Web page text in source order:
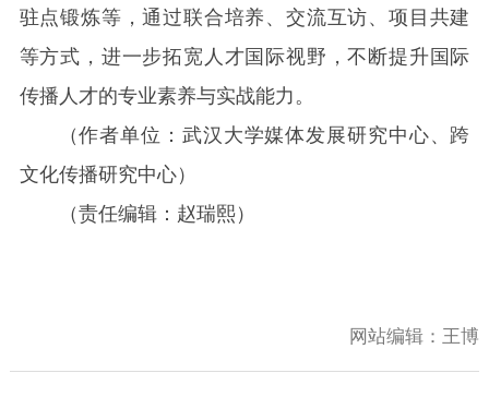
驻点锻炼等，通过联合培养、交流互访、项目共建
等方式，进一步拓宽人才国际视野，不断提升国际
传播人才的专业素养与实战能力。
（作者单位：武汉大学媒体发展研究中心、跨
文化传播研究中心）
（责任编辑：赵瑞熙）
网站编辑： 王博